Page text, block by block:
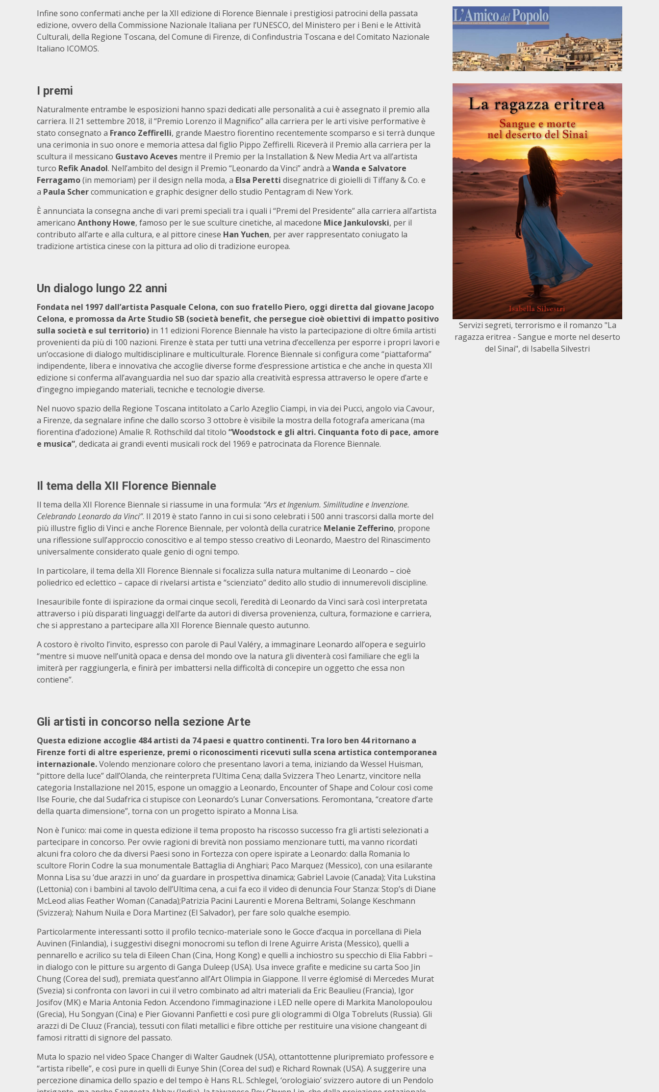
Infine sono confermati anche per la XII edizione di Florence Biennale i prestigiosi patrocini della passata
edizione, ovvero della Commissione Nazionale Italiana per l’UNESCO, del Ministero per i Beni e le Attività
Culturali, della Regione Toscana, del Comune di Firenze, di Confindustria Toscana e del Comitato Nazionale
Italiano ICOMOS.
I premi
Naturalmente entrambe le esposizioni hanno spazi dedicati alle personalità a cui è assegnato il premio alla
carriera. Il 21 settembre 2018, il “Premio Lorenzo il Magnifico” alla carriera per le arti visive performative è
stato consegnato a Franco Zeffirelli, grande Maestro fiorentino recentemente scomparso e si terrà dunque
una cerimonia in suo onore e memoria attesa dal figlio Pippo Zeffirelli. Riceverà il Premio alla carriera per la
scultura il messicano Gustavo Aceves mentre il Premio per la Installation & New Media Art va all’artista
turco Refik Anadol. Nell’ambito del design il Premio “Leonardo da Vinci” andrà a Wanda e Salvatore
Ferragamo(in memoriam) per il design nella moda, a Elsa Peretti disegnatrice di gioielli di Tiffany & Co. e
a Paula Schercommunication e graphic designer dello studio Pentagram di New York.
È annunciata la consegna anche di vari premi speciali tra i quali i “Premi del Presidente” alla carriera all’artista
americano Anthony Howe, famoso per le sue sculture cinetiche, al macedone Mice Jankulovski, per il
contributo all’arte e alla cultura, e al pittore cinese Han Yuchen, per aver rappresentato coniugato la
tradizione artistica cinese con la pittura ad olio di tradizione europea.
Un dialogo lungo 22 anni
Fondata nel 1997 dall’artista Pasquale Celona, con suo fratello Piero, oggi diretta dal giovane Jacopo
Celona, e promossa da Arte Studio SB (società benefit, che persegue cioè obiettivi di impatto positivo
sulla società e sul territorio) in 11 edizioni Florence Biennale ha visto la partecipazione di oltre 6mila artisti
provenienti da più di 100 nazioni. Firenze è stata per tutti una vetrina d’eccellenza per esporre i propri lavori e
un’occasione di dialogo multidisciplinare e multiculturale. Florence Biennale si configura come “piattaforma”
indipendente, libera e innovativa che accoglie diverse forme d’espressione artistica e che anche in questa XII
edizione si conferma all’avanguardia nel suo dar spazio alla creatività espressa attraverso le opere d’arte e
d’ingegno impiegando materiali, tecniche e tecnologie diverse.
Nel nuovo spazio della Regione Toscana intitolato a Carlo Azeglio Ciampi, in via dei Pucci, angolo via Cavour,
a Firenze, da segnalare infine che dallo scorso 3 ottobre è visibile la mostra della fotografa americana (ma
fiorentina d’adozione) Amalie R. Rothschild dal titolo “Woodstock e gli altri. Cinquanta foto di pace, amore
e musica”, dedicata ai grandi eventi musicali rock del 1969 e patrocinata da Florence Biennale.
Il tema della XII Florence Biennale
Il tema della XII Florence Biennale si riassume in una formula: “Ars et Ingenium. Similitudine e Invenzione.
Celebrando Leonardo da Vinci”. Il 2019 è stato l’anno in cui si sono celebrati i 500 anni trascorsi dalla morte del
più illustre figlio di Vinci e anche Florence Biennale, per volontà della curatrice Melanie Zefferino, propone
una riflessione sull’approccio conoscitivo e al tempo stesso creativo di Leonardo, Maestro del Rinascimento
universalmente considerato quale genio di ogni tempo.
In particolare, il tema della XII Florence Biennale si focalizza sulla natura multanime di Leonardo – cioè
poliedrico ed eclettico – capace di rivelarsi artista e “scienziato” dedito allo studio di innumerevoli discipline.
Inesauribile fonte di ispirazione da ormai cinque secoli, l’eredità di Leonardo da Vinci sarà così interpretata
attraverso i più disparati linguaggi dell’arte da autori di diversa provenienza, cultura, formazione e carriera,
che si apprestano a partecipare alla XII Florence Biennale questo autunno.
A costoro è rivolto l’invito, espresso con parole di Paul Valéry, a immaginare Leonardo all’opera e seguirlo
“mentre si muove nell’unità opaca e densa del mondo ove la natura gli diventerà così familiare che egli la
imiterà per raggiungerla, e finirà per imbattersi nella difficoltà di concepire un oggetto che essa non
contiene”.
Gli artisti in concorso nella sezione Arte
Questa edizione accoglie 484 artisti da 74 paesi e quattro continenti. Tra loro ben 44 ritornano a
Firenze forti di altre esperienze, premi o riconoscimenti ricevuti sulla scena artistica contemporanea
internazionale.Volendo menzionare coloro che presentano lavori a tema, iniziando da Wessel Huisman,
“pittore della luce” dall’Olanda, che reinterpreta l’Ultima Cena; dalla Svizzera Theo Lenartz, vincitore nella
categoria Installazione nel 2015, espone un omaggio a Leonardo, Encounter of Shape and Colour così come
Ilse Fourie, che dal Sudafrica ci stupisce con Leonardo’s Lunar Conversations. Feromontana, “creatore d’arte
della quarta dimensione”, torna con un progetto ispirato a Monna Lisa.
Non è l’unico: mai come in questa edizione il tema proposto ha riscosso successo fra gli artisti selezionati a
partecipare in concorso. Per ovvie ragioni di brevità non possiamo menzionare tutti, ma vanno ricordati
alcuni fra coloro che da diversi Paesi sono in Fortezza con opere ispirate a Leonardo: dalla Romania lo
scultore Florin Codre la sua monumentale Battaglia di Anghiari; Paco Marquez (Messico), con una esilarante
Monna Lisa su ‘due arazzi in uno’ da guardare in prospettiva dinamica; Gabriel Lavoie (Canada); Vita Lukstina
(Lettonia) con i bambini al tavolo dell’Ultima cena, a cui fa eco il video di denuncia Four Stanza: Stop’s di Diane
McLeod alias Feather Woman (Canada);Patrizia Pacini Laurenti e Morena Beltrami, Solange Keschmann
(Svizzera); Nahum Nuila e Dora Martinez (El Salvador), per fare solo qualche esempio.
Particolarmente interessanti sotto il profilo tecnico-materiale sono le Gocce d’acqua in porcellana di Piela
Auvinen (Finlandia), i suggestivi disegni monocromi su teflon di Irene Aguirre Arista (Messico), quelli a
pennarello e acrilico su tela di Eileen Chan (Cina, Hong Kong) e quelli a inchiostro su specchio di Elia Fabbri –
in dialogo con le pitture su argento di Ganga Duleep (USA). Usa invece grafite e medicine su carta Soo Jin
Chung (Corea del sud), premiata quest’anno all’Art Olimpia in Giappone. Il verre églomisé di Mercedes Murat
(Svezia) si confronta con lavori in cui il vetro combinato ad altri materiali da Eric Beaulieu (Francia), Igor
Josifov (MK) e Maria Antonia Fedon. Accendono l’immaginazione i LED nelle opere di Markita Manolopoulou
(Grecia), Hu Songyan (Cina) e Pier Giovanni Panfietti e così pure gli ologrammi di Olga Tobreluts (Russia). Gli
arazzi di De Cluuz (Francia), tessuti con filati metallici e fibre ottiche per restituire una visione changeant di
famosi ritratti di signore del passato.
Muta lo spazio nel video Space Changer di Walter Gaudnek (USA), ottantottenne pluripremiato professore e
“artista ribelle”, e così pure in quelli di Eunye Shin (Corea del sud) e Richard Rownak (USA). A suggerire una
percezione dinamica dello spazio e del tempo è Hans R.L. Schlegel, ‘orologiaio’ svizzero autore di un Pendolo
Servizi segreti, terrorismo e il romanzo "La
ragazza eritrea - Sangue e morte nel deserto
del Sinai", di Isabella Silvestri